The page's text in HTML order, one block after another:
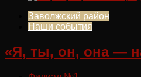
Заволжский район
Наши события
«Я, ты, он, она —